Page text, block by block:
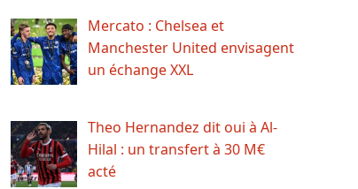
Mercato : Chelsea et
Manchester United envisagent
un échange XXL
Theo Hernandez dit oui à Al-
Hilal : un transfert à 30 M€
acté